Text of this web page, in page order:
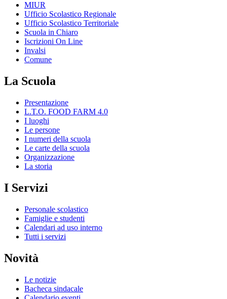
MIUR
Ufficio Scolastico Regionale
Ufficio Scolastico Territoriale
Scuola in Chiaro
Iscrizioni On Line
Invalsi
Comune
La Scuola
Presentazione
L.T.O. FOOD FARM 4.0
I luoghi
Le persone
I numeri della scuola
Le carte della scuola
Organizzazione
La storia
I Servizi
Personale scolastico
Famiglie e studenti
Calendari ad uso interno
Tutti i servizi
Novità
Le notizie
Bacheca sindacale